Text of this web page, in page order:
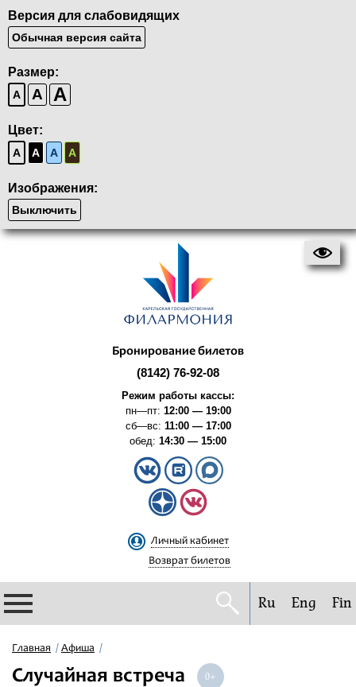
Версия для слабовидящих
Обычная версия сайта
Размер:
A A A
Цвет:
A A A A
Изображения:
Выключить
Бронирование билетов
(8142) 76-92-08
Режим работы кассы:
пн—пт: 12:00 — 19:00
сб—вс: 11:00 — 17:00
обед: 14:30 — 15:00
Личный кабинет
Возврат билетов
Филармония
Ru Eng Fin
Главная Афиша
Случайная встреча